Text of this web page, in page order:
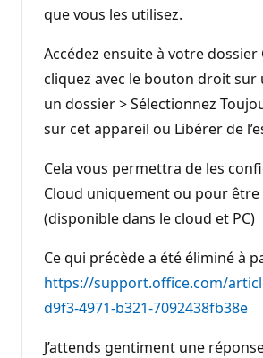
que vous les utilisez.
Accédez ensuite à votre dossier
cliquez avec le bouton droit sur
un dossier > Sélectionnez
sur cet appareil ou Libérer de
Cela vous permettra de les
Cloud uniquement ou pour
(disponible dans le cloud et PC)
Ce qui précède a été éliminé à
https://support.office.com/
d9f3-4971-b321-7092438fb38e
J’attends gentiment une